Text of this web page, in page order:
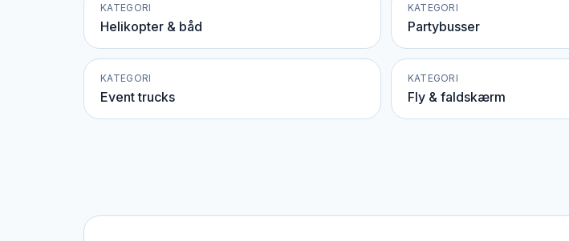
KATEGORI
Helikopter & båd
KATEGORI
Partybusser
KATEGORI
Event trucks
KATEGORI
Fly & faldskærm